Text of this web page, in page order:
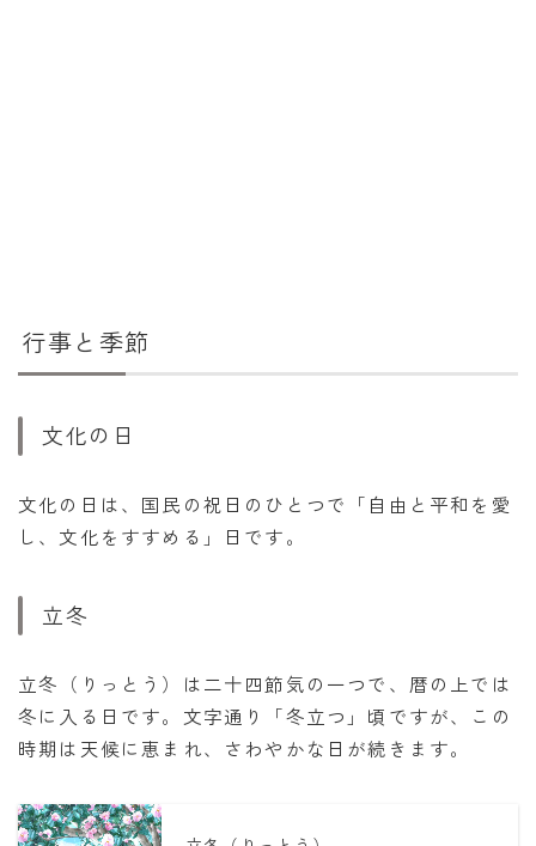
行事と季節
文化の日
文化の日は、国民の祝日のひとつで「自由と平和を愛
し、文化をすすめる」日です。
立冬
立冬（りっとう）は二十四節気の一つで、暦の上では
冬に入る日です。文字通り「冬立つ」頃ですが、この
時期は天候に恵まれ、さわやかな日が続きます。